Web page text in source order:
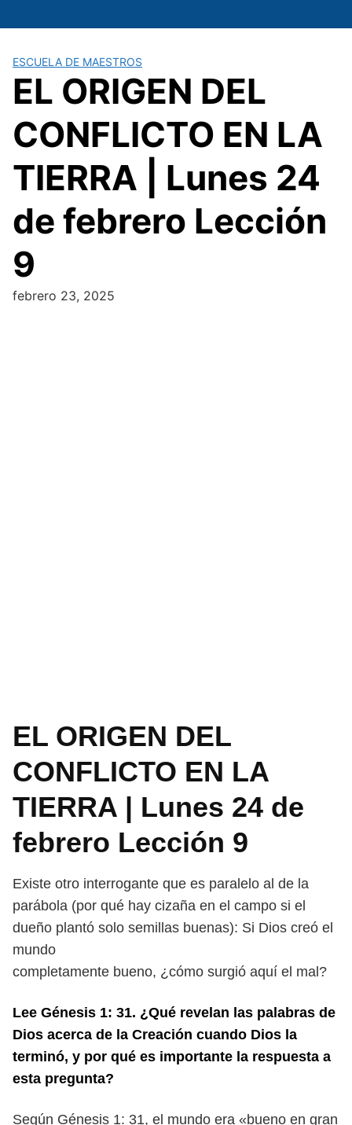
al
ESCUELA DE MAESTROS
EL ORIGEN DEL
CONFLICTO EN LA
TIERRA | Lunes 24
de febrero Lección
9
febrero 23, 2025
EL ORIGEN DEL
CONFLICTO EN LA
TIERRA | Lunes 24 de
febrero Lección 9
Existe otro interrogante que es paralelo al de la
parábola (por qué hay cizaña en el campo si el
dueño plantó solo semillas buenas): Si Dios creó el
mundo
completamente bueno, ¿cómo surgió aquí el mal?
Lee Génesis 1: 31. ¿Qué revelan las palabras de
Dios acerca de la Creación cuando Dios la
terminó, y por qué es importante la respuesta a
esta pregunta?
Según Génesis 1: 31, el mundo era «bueno en gran